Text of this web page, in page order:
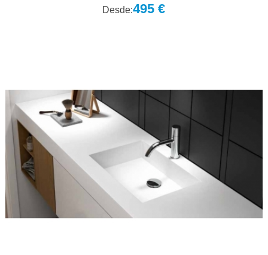
Desde:495 €